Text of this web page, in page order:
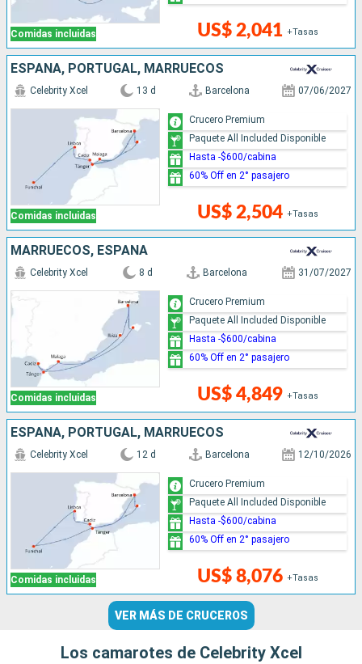
Comidas incluidas US$ 2,041 +Tasas
ESPAÑA, PORTUGAL, MARRUECOS
Comidas incluidas
Celebrity Xcel 13 d Barcelona 07/06/2027
US$ 2,504 +Tasas
Crucero Premium
Paquete All Included Disponible
Hasta -$600/cabina
60% Off en 2° pasajero
MARRUECOS, ESPAÑA
Comidas incluidas
Celebrity Xcel 8 d Barcelona 31/07/2027
US$ 4,849 +Tasas
Crucero Premium
Paquete All Included Disponible
Hasta -$600/cabina
60% Off en 2° pasajero
ESPAÑA, PORTUGAL, MARRUECOS
Comidas incluidas
Celebrity Xcel 12 d Barcelona 12/10/2026
US$ 8,076 +Tasas
Crucero Premium
Paquete All Included Disponible
Hasta -$600/cabina
60% Off en 2° pasajero
VER MÁS DE CRUCEROS
Los camarotes de Celebrity Xcel